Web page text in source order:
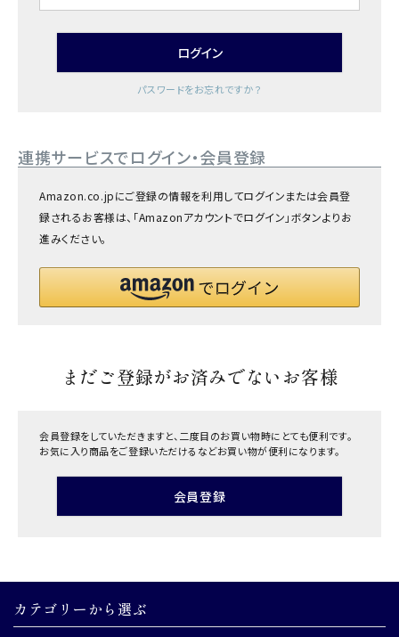
ログイン
パスワードをお忘れですか？
連携サービスでログイン・会員登録
Amazon.co.jpにご登録の情報を利用してログインまたは会員登
録されるお客様は、「Amazonアカウントでログイン」ボタンよりお
進みください。
まだご登録がお済みでないお客様
会員登録をしていただきますと、二度目のお買い物時にとても便利です。
お気に入り商品をご登録いただけるなどお買い物が便利になります。
会員登録
カテゴリーから選ぶ